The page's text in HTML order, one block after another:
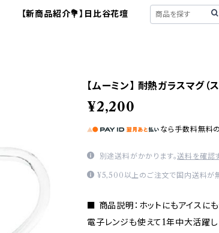
【新商品紹介💐】日比谷花壇
【ムーミン】 耐熱ガラスマグ（
¥2,200
なら 手数料無料の
別途送料がかかります。送料を確認
¥5,500以上のご注文で国内送料が無
■ 商品説明：ホットにもアイスに
電子レンジも使えて1年中大活躍し